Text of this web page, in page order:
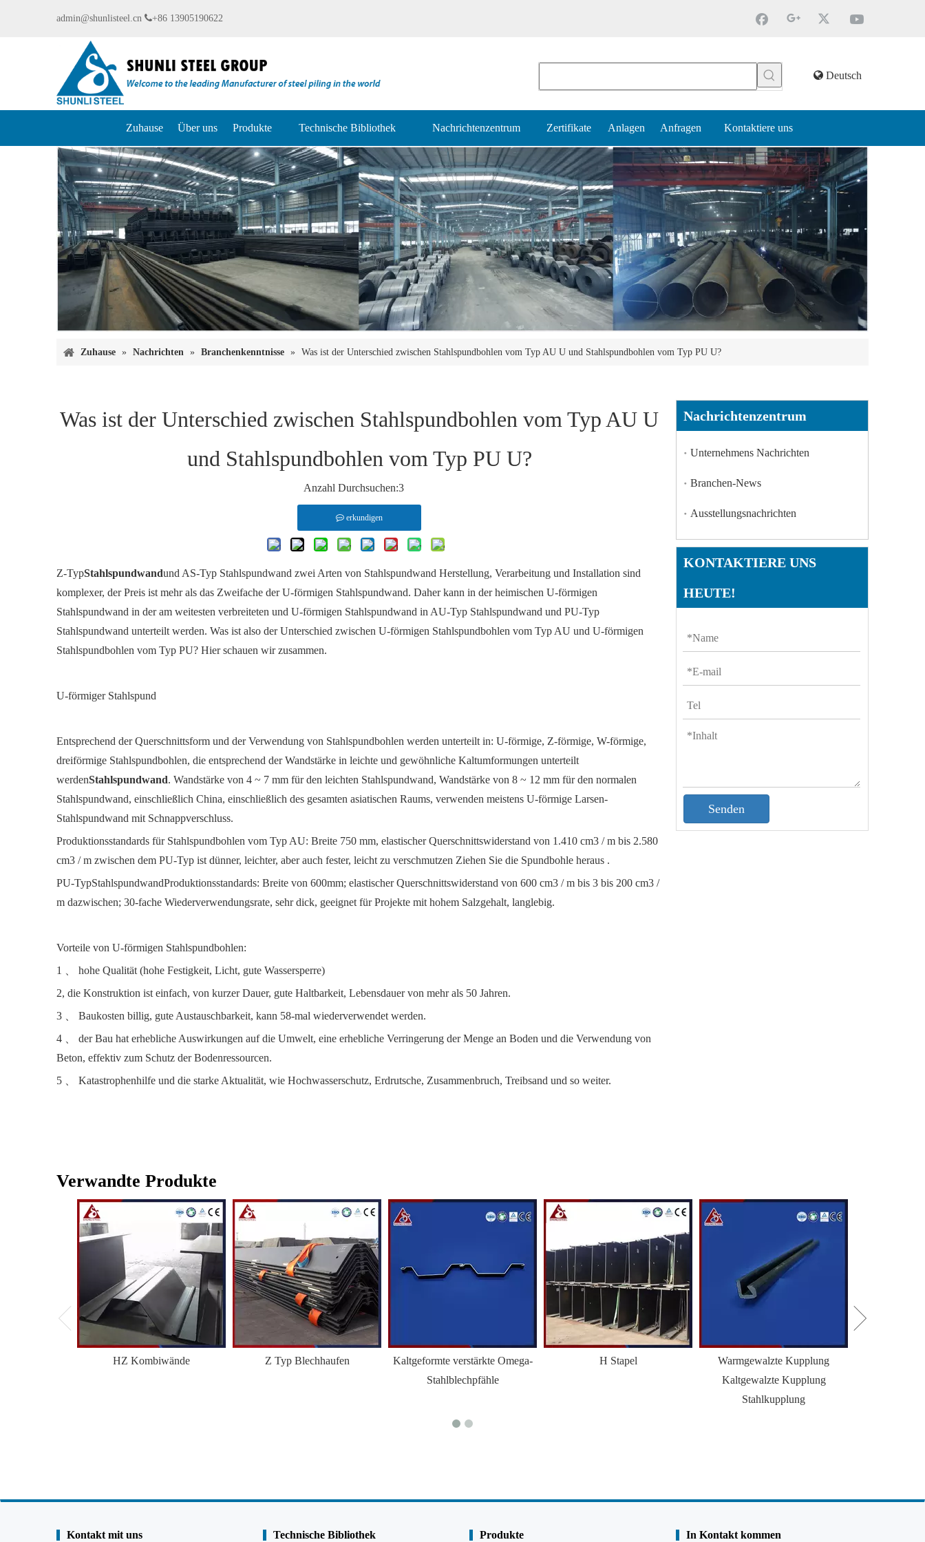
admin@shunlisteel.cn +86 13905190622
Deutsch
Zuhause Über uns Produkte Technische Bibliothek Nachrichtenzentrum Zertifikate Anlagen Anfragen Kontaktiere uns
Zuhause » Nachrichten » Branchenkenntnisse » Was ist der Unterschied zwischen Stahlspundbohlen vom Typ AU U und Stahlspundbohlen vom Typ PU U?
Was ist der Unterschied zwischen Stahlspundbohlen vom Typ AU U
und Stahlspundbohlen vom Typ PU U?
Anzahl Durchsuchen:3
erkundigen
Z-TypStahlspundwandund AS-Typ Stahlspundwand zwei Arten von Stahlspundwand Herstellung, Verarbeitung und Installation sind
komplexer, der Preis ist mehr als das Zweifache der U-förmigen Stahlspundwand. Daher kann in der heimischen U-förmigen
Stahlspundwand in der am weitesten verbreiteten und U-förmigen Stahlspundwand in AU-Typ Stahlspundwand und PU-Typ
Stahlspundwand unterteilt werden. Was ist also der Unterschied zwischen U-förmigen Stahlspundbohlen vom Typ AU und U-förmigen
Stahlspundbohlen vom Typ PU? Hier schauen wir zusammen.
U-förmiger Stahlspund
Entsprechend der Querschnittsform und der Verwendung von Stahlspundbohlen werden unterteilt in: U-förmige, Z-förmige, W-förmige,
dreiförmige Stahlspundbohlen, die entsprechend der Wandstärke in leichte und gewöhnliche Kaltumformungen unterteilt
werdenStahlspundwand. Wandstärke von 4 ~ 7 mm für den leichten Stahlspundwand, Wandstärke von 8 ~ 12 mm für den normalen
Stahlspundwand, einschließlich China, einschließlich des gesamten asiatischen Raums, verwenden meistens U-förmige Larsen-
Stahlspundwand mit Schnappverschluss.
Produktionsstandards für Stahlspundbohlen vom Typ AU: Breite 750 mm, elastischer Querschnittswiderstand von 1.410 cm3 / m bis 2.580
cm3 / m zwischen dem PU-Typ ist dünner, leichter, aber auch fester, leicht zu verschmutzen Ziehen Sie die Spundbohle heraus .
PU-TypStahlspundwandProduktionsstandards: Breite von 600mm; elastischer Querschnittswiderstand von 600 cm3 / m bis 3 bis 200 cm3 /
m dazwischen; 30-fache Wiederverwendungsrate, sehr dick, geeignet für Projekte mit hohem Salzgehalt, langlebig.
Vorteile von U-förmigen Stahlspundbohlen:
1 、 hohe Qualität (hohe Festigkeit, Licht, gute Wassersperre)
2, die Konstruktion ist einfach, von kurzer Dauer, gute Haltbarkeit, Lebensdauer von mehr als 50 Jahren.
3 、 Baukosten billig, gute Austauschbarkeit, kann 58-mal wiederverwendet werden.
4 、 der Bau hat erhebliche Auswirkungen auf die Umwelt, eine erhebliche Verringerung der Menge an Boden und die Verwendung von
Beton, effektiv zum Schutz der Bodenressourcen.
5 、 Katastrophenhilfe und die starke Aktualität, wie Hochwasserschutz, Erdrutsche, Zusammenbruch, Treibsand und so weiter.
Nachrichtenzentrum
Unternehmens Nachrichten
Branchen-News
Ausstellungsnachrichten
KONTAKTIERE UNS
HEUTE!
Senden
Verwandte Produkte
HZ Kombiwände Z Typ Blechhaufen
Kaltgeformte verstärkte Omega-
Stahlblechpfähle
H Stapel
Warmgewalzte Kupplung
Kaltgewalzte Kupplung
Stahlkupplung
Kontakt mit uns Technische Bibliothek Produkte In Kontakt kommen